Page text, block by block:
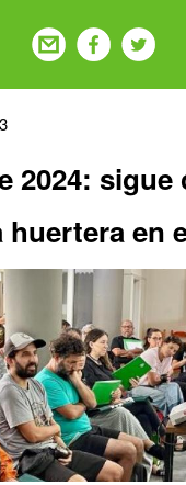
2024: sigue
huertera en